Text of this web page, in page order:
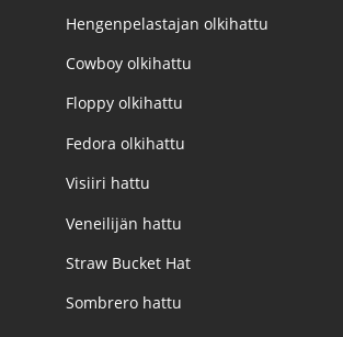
Hengenpelastajan olkihattu
Cowboy olkihattu
Floppy olkihattu
Fedora olkihattu
Visiiri hattu
Veneilijän hattu
Straw Bucket Hat
Sombrero hattu